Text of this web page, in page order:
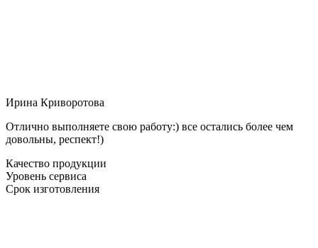
Ирина Криворотова
Отлично выполняете свою работу:) все остались более чем
довольны, респект!)
Качество продукции
Уровень сервиса
Срок изготовления